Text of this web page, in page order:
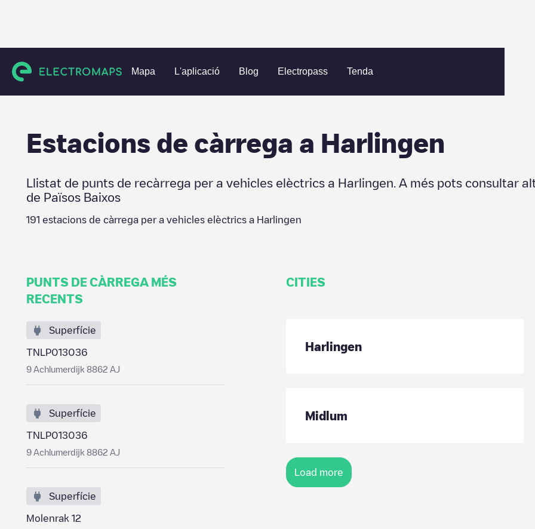
Mapa L'aplicació Blog Electropass Tenda
Charging stations Països Baixos Harlingen
Estacions de càrrega a Harlingen
Llistat de punts de recàrrega per a vehicles elèctrics a Harlingen . A més pots consultar
de Països Baixos
191 estacions de càrrega per a vehicles elèctrics a Harlingen
PUNTS DE CÀRREGA MÉS
RECENTS
Superfície
TNLP013036
9 Achlumerdijk 8862 AJ
Superfície
TNLP013036
9 Achlumerdijk 8862 AJ
Superfície
Molenrak 12
CITIES
Harlingen
Midlum
Load more